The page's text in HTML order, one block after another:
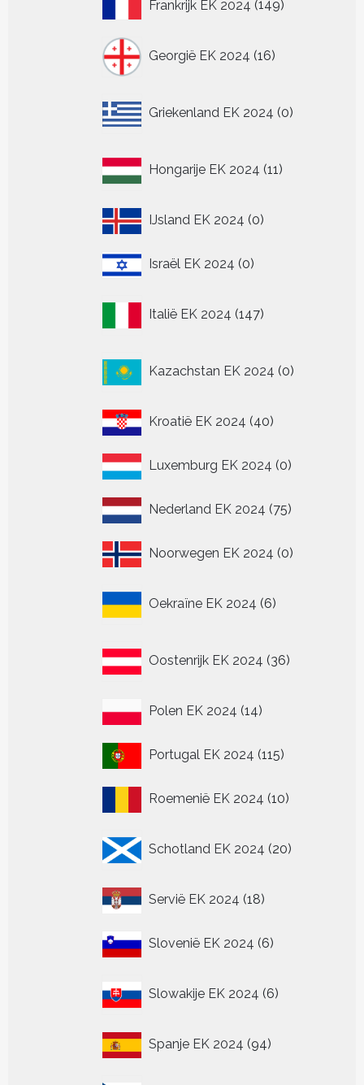
Frankrijk EK 2024 149
Georgië EK 2024 16
producten
Griekenland EK 2024 0
producten
Hongarije EK 2024 11
producten
IJsland EK 2024 00
Israël EK 2024 00
Italië EK 2024 147
producten
Kazachstan EK 2024 0
producten
Kroatië EK 2024 4040
Luxemburg EK 2024 00
Nederland EK 2024 7575
Noorwegen EK 2024 00
Oekraïne EK 2024 6
producten
Oostenrijk EK 2024 36
producten
Polen EK 2024 1414
Portugal EK 2024 115115
Roemenië EK 2024 1010
Schotland EK 2024 20
producten
Servië EK 2024 1818
Slovenië EK 2024 66
Slowakije EK 2024 6
producten
Spanje EK 2024 9494